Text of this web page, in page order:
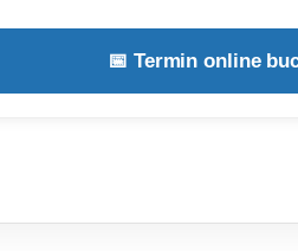
📅 Termin online